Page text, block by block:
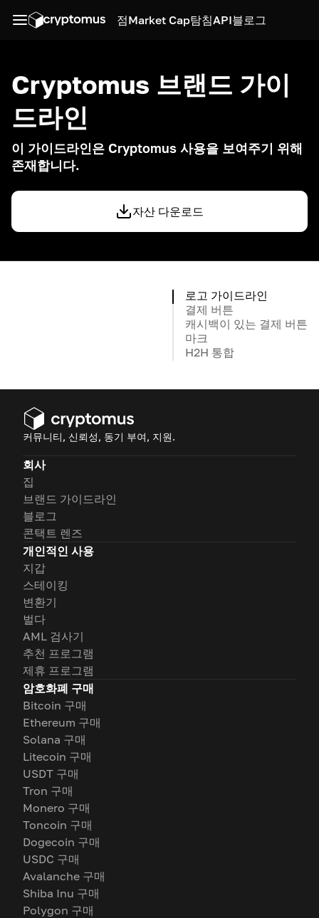
점Market Cap탐침API블로그
Cryptomus 브랜드 가이
드라인
이 가이드라인은 Cryptomus 사용을 보여주기 위해
존재합니다.
자산 다운로드
로고 가이드라인
결제 버튼
캐시백이 있는 결제 버튼
마크
H2H 통합
커뮤니티, 신뢰성, 동기 부여, 지원.
회사
집
브랜드 가이드라인
블로그
콘택트 렌즈
개인적인 사용
지갑
스테이킹
변환기
벌다
AML 검사기
추천 프로그램
제휴 프로그램
암호화폐 구매
Bitcoin 구매
Ethereum 구매
Solana 구매
Litecoin 구매
USDT 구매
Tron 구매
Monero 구매
Toncoin 구매
Dogecoin 구매
USDC 구매
Avalanche 구매
Shiba Inu 구매
Polygon 구매